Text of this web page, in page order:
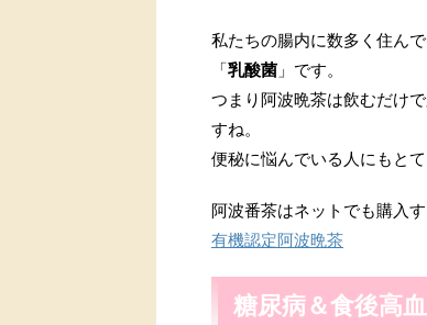
私たちの腸内に数多く住ん
「乳酸菌 」です。
つまり阿波晩茶は飲むだけ
すね。
便秘に悩んでいる人にもと
阿波番茶はネットでも購入す
有機認定阿波晩茶
糖尿病＆食後高